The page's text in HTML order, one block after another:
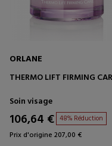
ORLANE
THERMO LIFT FIRMING
Soin visage
106,64 € 48% Réduction
Prix d'origine 207,00 €